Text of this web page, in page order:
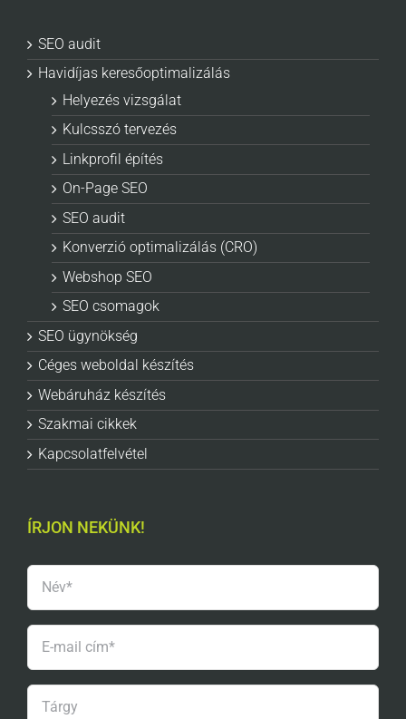
SEO audit
Havidíjas keresőoptimalizálás
Helyezés vizsgálat
Kulcsszó tervezés
Linkprofil építés
On-Page SEO
SEO audit
Konverzió optimalizálás (CRO)
Webshop SEO
SEO csomagok
SEO ügynökség
Céges weboldal készítés
Webáruház készítés
Szakmai cikkek
Kapcsolatfelvétel
ÍRJON NEKÜNK!